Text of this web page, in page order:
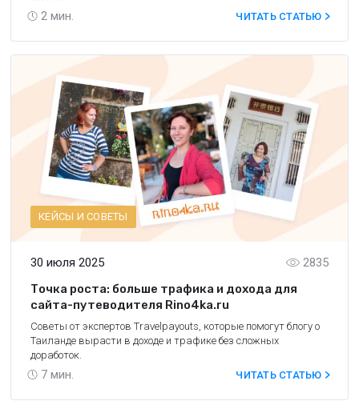
2 мин.
ЧИТАТЬ СТАТЬЮ
КЕЙСЫ И СОВЕТЫ
30 июля 2025
7 мин.
2835
Точка роста: больше трафика и дохода для
сайта-путеводителя Rino4ka.ru
Советы от экспертов Travelpayouts, которые помогут блогу о
Таиланде вырасти в доходе и трафике без сложных
доработок.
ЧИТАТЬ СТАТЬЮ